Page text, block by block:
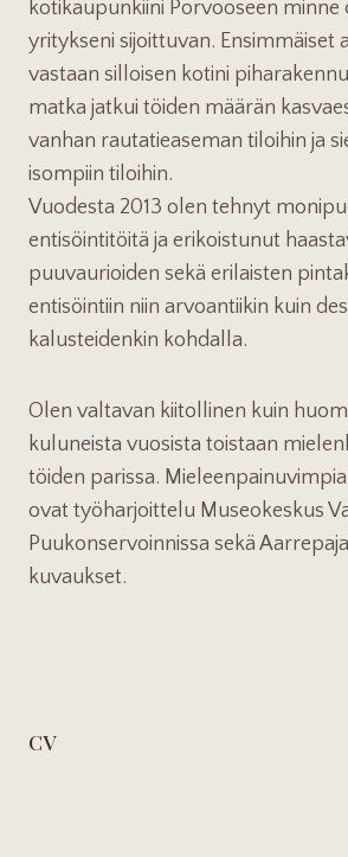
kotikaupunkiini Porvooseen minne
yritykseni sijoittuvan. Ensimmäiset
vastaan silloisen kotini
matka jatkui töiden määrän
vanhan rautatieaseman tiloihin ja
isompiin tiloihin.
Vuodesta 2013 olen tehnyt
entisöintitöitä ja erikoistunut
puuvaurioiden sekä erilaisten
entisöintiin niin arvoantiikin kuin
kalusteidenkin kohdalla.
Olen valtavan kiitollinen kuin
kuluneista vuosista toistaan
töiden parissa.
ovat työharjoittelu Museokeskus
Puukonservoinnissa sekä
kuvaukset.
CV